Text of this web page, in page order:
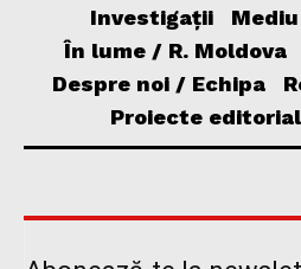
Investigații
Mediu
În lume / R. Moldova
Despre noi / Echipa
Proiecte